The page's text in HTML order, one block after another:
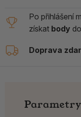
Po přihlášení
získat body do
Doprava
Parametry